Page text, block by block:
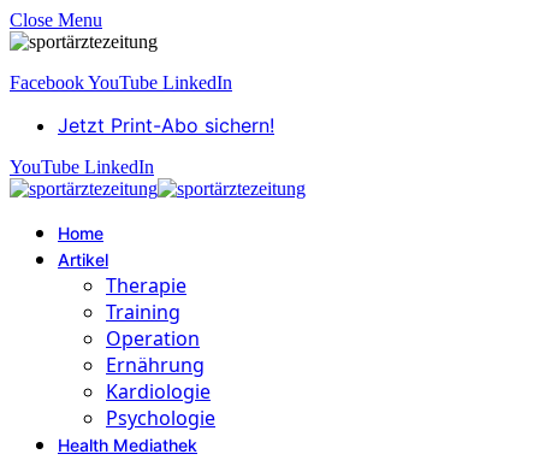
Close Menu
FacebookYouTube LinkedIn
Jetzt Print-Abo sichern!
YouTube LinkedIn
Home
Artikel
Therapie
Training
Operation
Ernährung
Kardiologie
Psychologie
Health Mediathek